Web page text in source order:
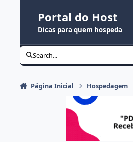
Portal do Host
Dicas para quem hospeda
Search...
Página Inicial Hospedagem